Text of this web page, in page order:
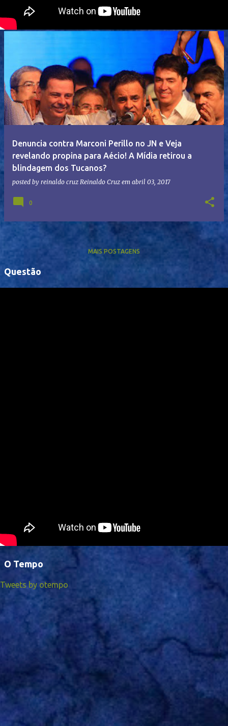
Denuncia contra Marconi Perillo no JN e Veja
revelando propina para Aécio! A Mídia retirou a
blindagem dos Tucanos?
posted by reinaldo cruz Reinaldo Cruz em abril 03, 2017
0
MAIS POSTAGENS
Questão
O Tempo
Tweets by otempo